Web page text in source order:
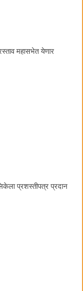
महासभेत येणार
प्रशस्तीपत्र प्रदान